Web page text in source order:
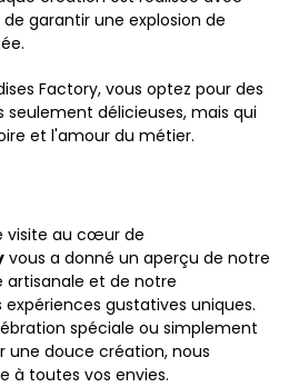
garantir une explosion de
Factory, vous optez pour des
délicieuses, mais qui
et l'amour du métier.
visite au cœur de
vous a donné un aperçu de notre
artisanale et de notre
gustatives uniques.
spéciale ou simplement
une douce création, nous
à toutes vos envies.